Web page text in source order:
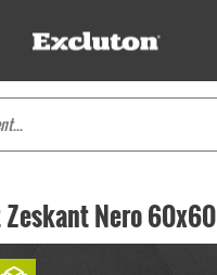
Nero 60x60